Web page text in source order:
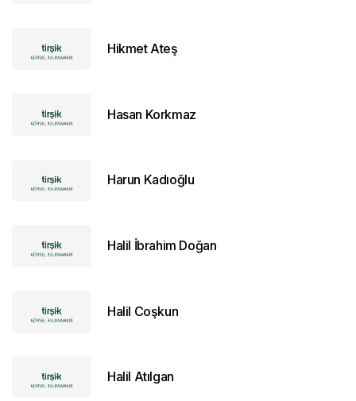
Hikmet Ateş
Hasan Korkmaz
Harun Kadıoğlu
Halil İbrahim Doğan
Halil Coşkun
Halil Atılgan